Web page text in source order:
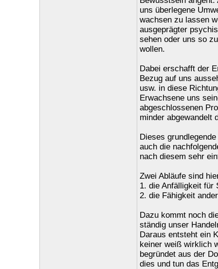
uns überlegene
wachsen zu lassen
ausgeprägter
sehen oder uns so
wollen.
Dabei erschafft der
Bezug auf uns
usw. in diese
Erwachsene uns
abgeschlossenen
minder abgewandelt
Dieses
auch die
nach diesem sehr
Zwei Abläufe sind
1. die Anfälligkeit für
2. die Fähigkeit
Dazu kommt noch
ständig unser
Daraus entsteht ein
keiner weiß wirklich
begründet aus der
dies und tun das